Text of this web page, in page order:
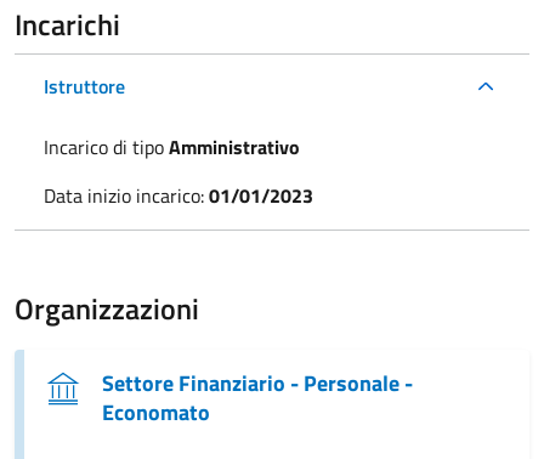
Incarichi
Istruttore
Incarico di tipoAmministrativo
Data inizio incarico:01/01/2023
Organizzazioni
Settore Finanziario - Personale -
Economato